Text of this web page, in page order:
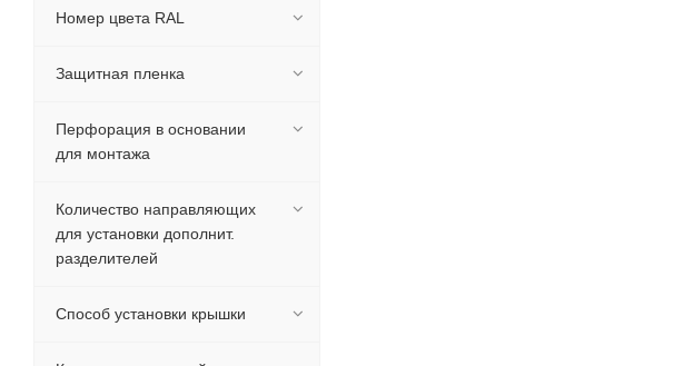
Номер цвета RAL
Защитная пленка
Перфорация в основании
для монтажа
Количество направляющих
для установки дополнит.
разделителей
Способ установки крышки